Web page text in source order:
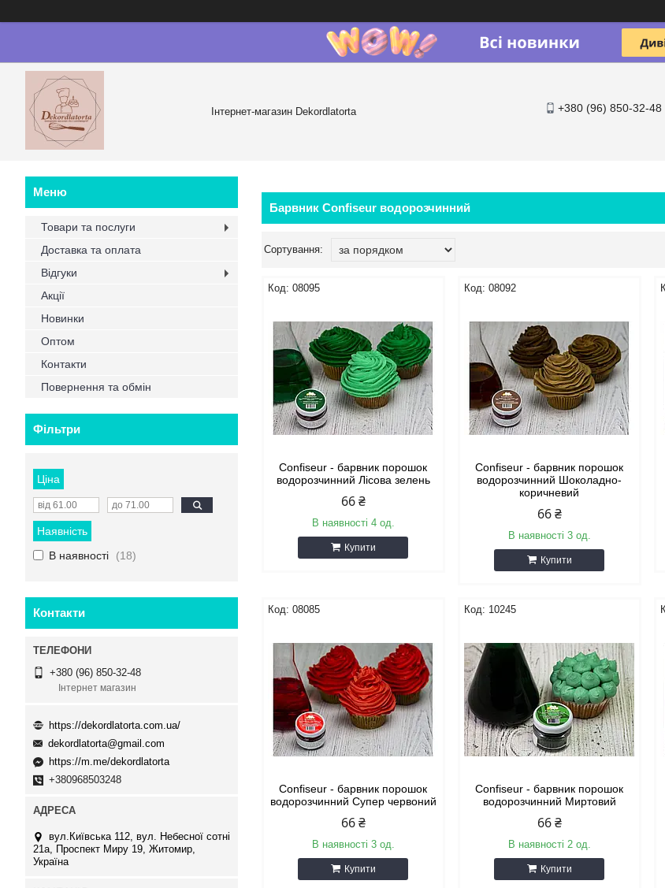
Інтернет-магазин Dekordlatorta +380 (96) 850-32-48
Барвник Confiseur водорозчинний
08095
Confiseur - барвник порошок
водорозчинний Лісова зелень
66 ₴
В наявності 4 од.
Купити
08092
Confiseur - барвник порошок
водорозчинний Шоколадно-
коричневий
66 ₴
В наявності 3 од.
Купити
08085
Confiseur - барвник порошок
водорозчинний Супер червоний
66 ₴
В наявності 3 од.
Купити
10245
Confiseur - барвник порошок
водорозчинний Миртовий
66 ₴
В наявності 2 од.
Купити
Товари та послуги
Доставка та оплата
Відгуки
Акції
Новинки
Оптом
Контакти
Повернення та обмін
Фільтри
Ціна
Наявність
В наявності
18
Контакти
+380 (96) 850-32-48
Інтернет магазин
https://dekordlatorta.com.ua/
dekordlatorta@gmail.com
https://m.me/dekordlatorta
+380968503248
вул.Київська 112, вул. Небесної сотні
21а, Проспект Миру 19, Житомир,
Україна